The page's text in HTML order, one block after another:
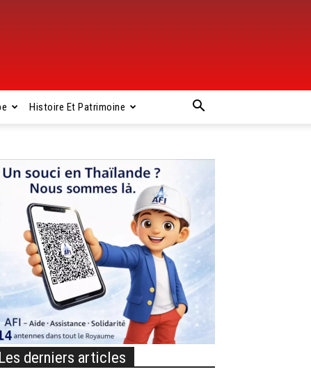
Histoire Et Patrimoine
Les derniers articles